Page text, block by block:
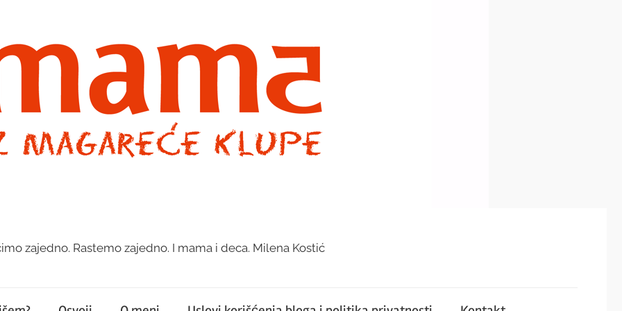
zajedno. Rastemo zajedno. I mama i deca. Milena Kostić